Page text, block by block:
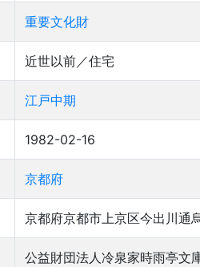
重要文化財
近世以前／住宅
江戸中期
1982-02-16
京都府
京都府京都市上京区今出川通
公益財団法人冷泉家時雨亭文